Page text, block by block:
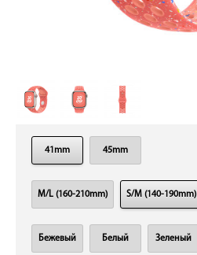
41mm 45mm
M/L (160-210mm) S/M (140-190mm)
Бежевый Белый Зеленый